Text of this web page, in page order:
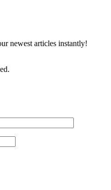
newest articles instantly!